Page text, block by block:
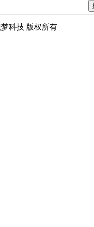
梦科技 版权所有